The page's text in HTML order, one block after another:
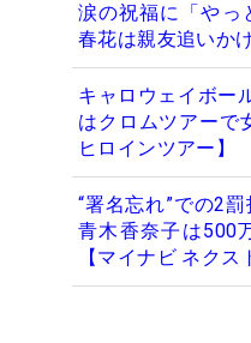
涙の祝福に「や
春花は親友追いか
キャロウェイボー
はクロムツアーで
ヒロインツアー】
“署名忘れ”での2
青木香奈子は500
【マイナビ ネクス